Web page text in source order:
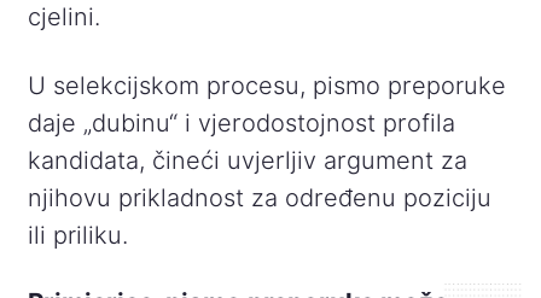
cjelini.
U selekcijskom procesu, pismo preporuke
daje „dubinu“ i vjerodostojnost profila
kandidata, čineći uvjerljiv argument za
njihovu prikladnost za određenu poziciju
ili priliku.